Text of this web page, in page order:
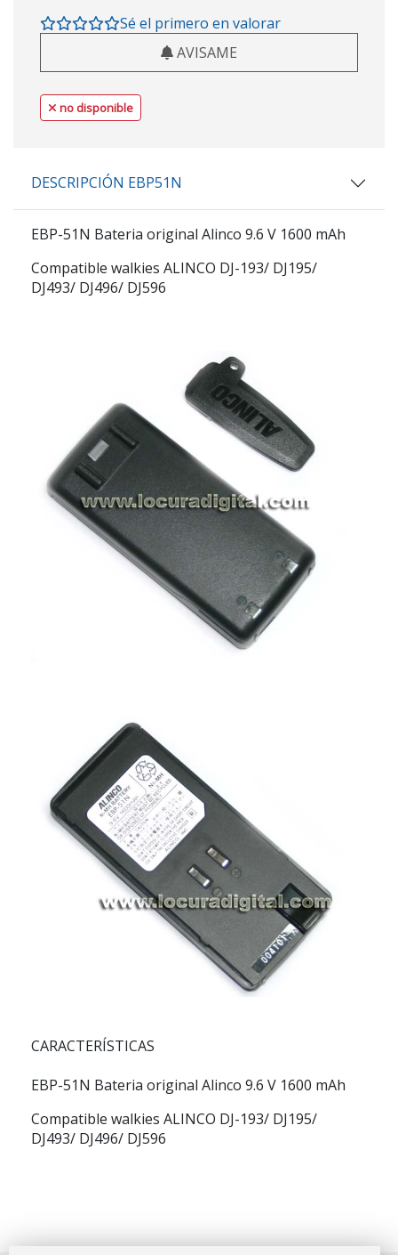
Sé el primero en valorar
AVISAME
no disponible
DESCRIPCIÓN EBP51N
EBP-51N Bateria original Alinco 9.6 V 1600 mAh
Compatible walkies ALINCO DJ-193/ DJ195/
DJ493/ DJ496/ DJ596
CARACTERÍSTICAS
EBP-51N Bateria original Alinco 9.6 V 1600 mAh
Compatible walkies ALINCO DJ-193/ DJ195/
DJ493/ DJ496/ DJ596